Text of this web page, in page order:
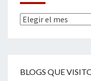
Archivos
BLOGS QUE